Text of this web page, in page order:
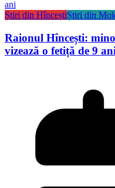
Știri din HînceștiȘtiri din
Raionul Hîncești:
vizează o fetiță de 9 ani